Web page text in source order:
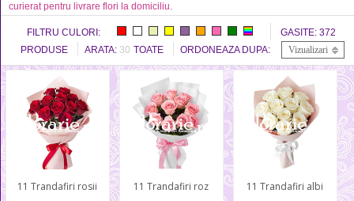
curierat pentru livrare flori la domiciliu.
FILTRU CULORI: GASITE: 372
PRODUSE
ARATA: 30 TOATE ORDONEAZA DUPA: Vizualizari
11 Trandafiri rosii 11 Trandafiri roz 11 Trandafiri albi